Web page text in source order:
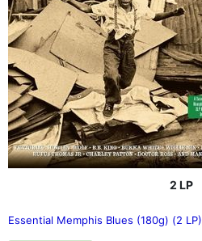
2 LP
Essential Memphis Blues (180g) (2 LP)